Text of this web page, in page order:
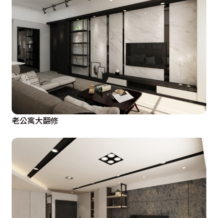
老公寓大翻修